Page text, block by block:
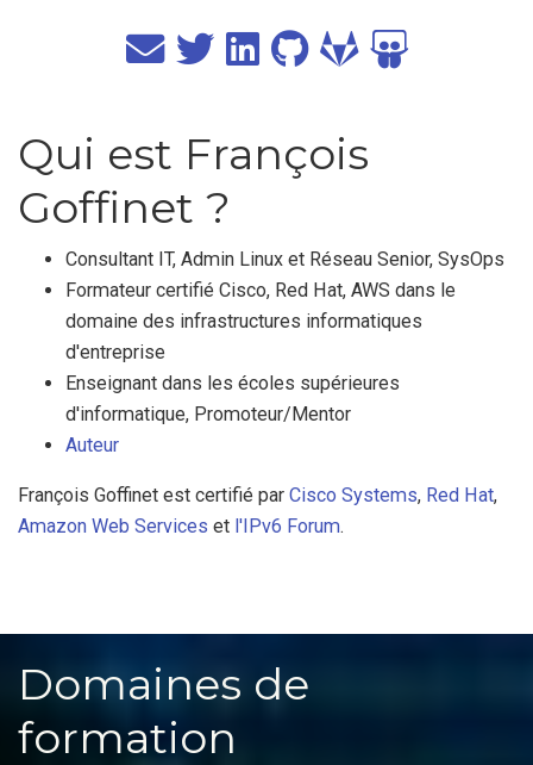
Qui est François
Goffinet ?
Consultant IT, Admin Linux et Réseau Senior, SysOps
Formateur certifié Cisco, Red Hat, AWS dans le
domaine des infrastructures informatiques
d'entreprise
Enseignant dans les écoles supérieures
d'informatique, Promoteur/Mentor
Auteur
François Goffinet est certifié par Cisco Systems, Red Hat,
Amazon Web Services et l'IPv6 Forum.
Domaines de
formation